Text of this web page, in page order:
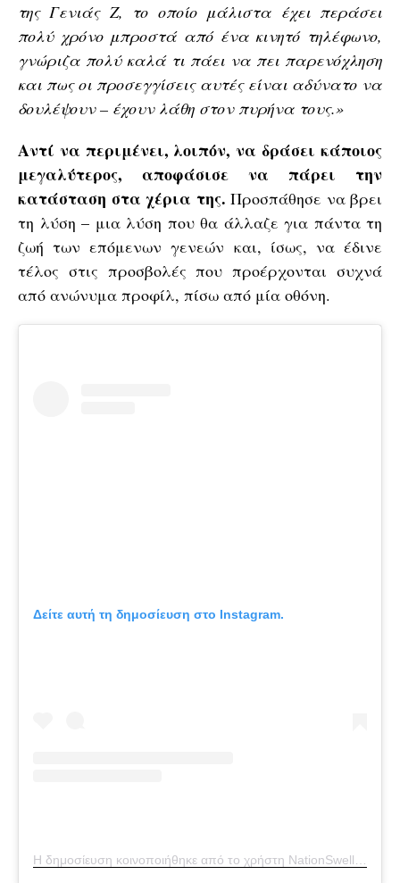
της Γενιάς Ζ, το οποίο μάλιστα έχει περάσει
πολύ χρόνο μπροστά από ένα κινητό τηλέφωνο,
γνώριζα πολύ καλά τι πάει να πει παρενόχληση
και πως οι προσεγγίσεις αυτές είναι αδύνατο να
δουλέψουν – έχουν λάθη στον πυρήνα τους.»
Αντί να περιμένει, λοιπόν, να δράσει κάποιος
μεγαλύτερος, αποφάσισε να πάρει την
κατάσταση στα χέρια της. Προσπάθησε να βρει
τη λύση – μια λύση που θα άλλαζε για πάντα τη
ζωή των επόμενων γενεών και, ίσως, να έδινε
τέλος στις προσβολές που προέρχονται συχνά
από ανώνυμα προφίλ, πίσω από μία οθόνη.
Δείτε αυτή τη δημοσίευση στο Instagram.